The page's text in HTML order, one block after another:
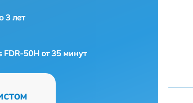
3 лет
FDR-50H от 35 минут